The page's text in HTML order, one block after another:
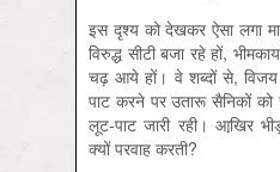
इस दृश्य को देखकर ऐसा लगा
विरुद्ध सीटी बजा रहे हों,
चढ़ आये हों। वे शब्दों से,
पाट करने पर उतारू सैनिकों को
लूट-पाट जारी रही। आखि़र
क्यों परवाह करती?